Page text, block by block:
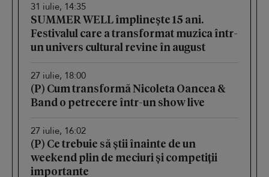
31 iulie, 14:35
SUMMER WELL împlinește 15 ani.
Festivalul care a transformat muzica într-
un univers cultural revine în august
27 iulie, 18:00
(P) Cum transformă Nicoleta Oancea &
Band o petrecere într-un show live
27 iulie, 16:02
(P) Ce trebuie să știi înainte de un
weekend plin de meciuri și competiții
importante